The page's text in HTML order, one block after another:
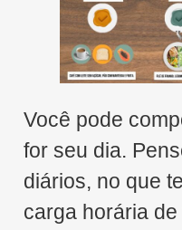
Você pode
for seu dia.
diários, no que
carga horária